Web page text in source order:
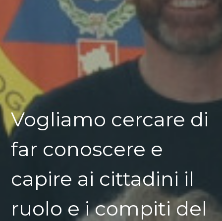
Vogliamo cercare di
far conoscere e
capire ai cittadini il
ruolo e i compiti del